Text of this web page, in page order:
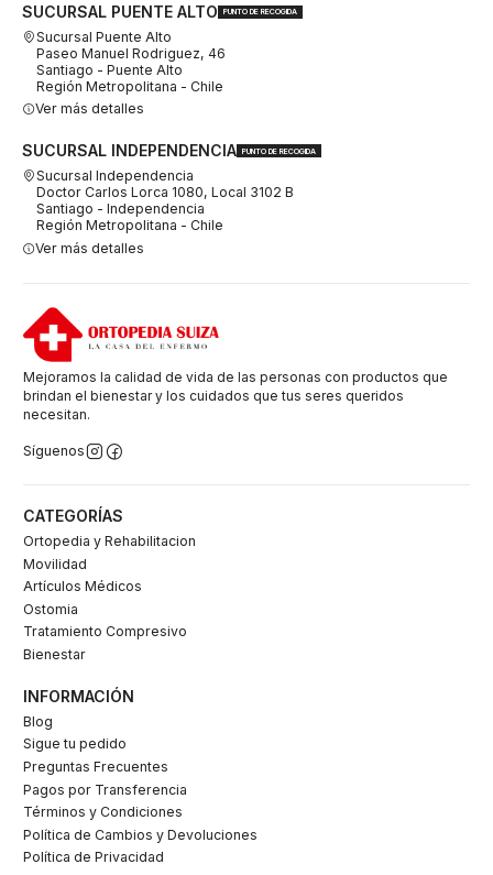
SUCURSAL PUENTE ALTO PUNTO DE RECOGIDA
Sucursal Puente Alto
Paseo Manuel Rodriguez, 46
Santiago - Puente Alto
Región Metropolitana - Chile
Ver más detalles
SUCURSAL INDEPENDENCIA PUNTO DE RECOGIDA
Sucursal Independencia
Doctor Carlos Lorca 1080, Local 3102 B
Santiago - Independencia
Región Metropolitana - Chile
Ver más detalles
Mejoramos la calidad de vida de las personas con productos que
brindan el bienestar y los cuidados que tus seres queridos
necesitan.
Síguenos
CATEGORÍAS
Ortopedia y Rehabilitacion
Movilidad
Artículos Médicos
Ostomia
Tratamiento Compresivo
Bienestar
INFORMACIÓN
Blog
Sigue tu pedido
Preguntas Frecuentes
Pagos por Transferencia
Términos y Condiciones
Política de Cambios y Devoluciones
Política de Privacidad